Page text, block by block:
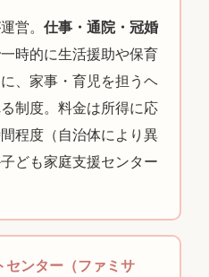
営。 仕事・通院・冠婚
時的に生活援助や保育
、家事・育児を担うヘ
制度。料金は所得に応
程度（自治体により異
ども家庭支援センター
センター（ファミサ